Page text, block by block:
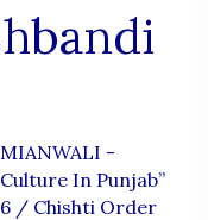
-
In Punjab”
/ Chishti Order